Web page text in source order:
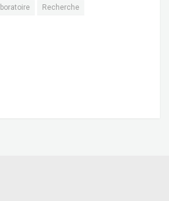
Recherche